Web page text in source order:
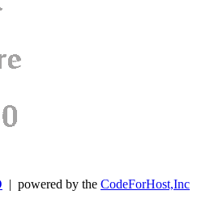
| powered by the CodeForHost,Inc